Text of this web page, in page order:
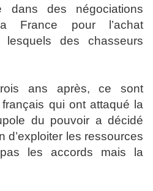
dans des négociations
France pour l’achat
lesquels des chasseurs
ans après, ce sont
qui ont attaqué la
du pouvoir a décidé
d’exploiter les ressources
pas les accords mais la